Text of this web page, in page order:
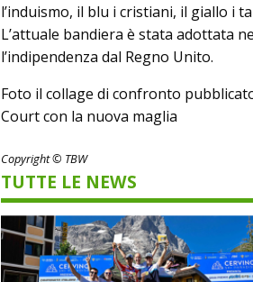
l’induismo, il blu i cristiani, il giallo i
L’attuale bandiera è stata adottata
l’indipendenza dal Regno Unito.
Foto il collage di confronto
Court con la nuova maglia
Copyright © TBW
TUTTE LE NEWS